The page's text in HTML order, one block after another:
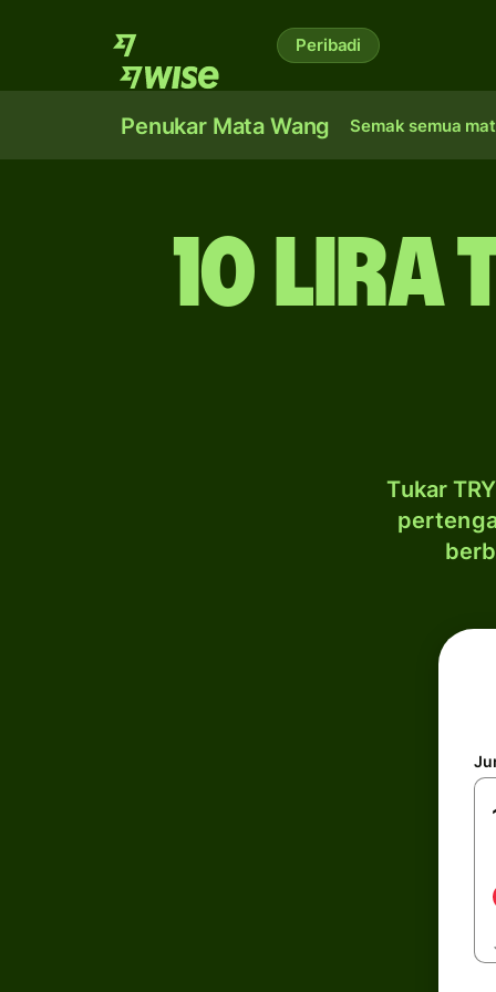
Peribadi
Penukar Mata Wang Semak semua
10 lira
Tukar